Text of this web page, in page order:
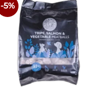
varianti.
Valikuid
saab
teha
tootelehel.
-5%
LISA
SOOVINIMEKIRJA